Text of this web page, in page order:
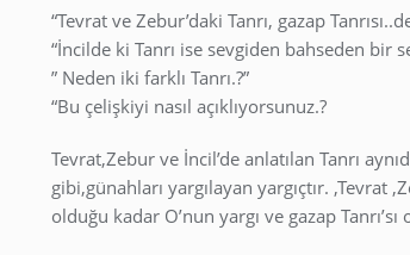
“Tevrat ve Zebur’daki Tanrı, gazap
“İncilde ki Tanrı ise sevgiden bahseden bir
” Neden iki farklı Tanrı.?”
“Bu çelişkiyi nasıl açıklıyorsunuz.?
Tevrat,Zebur ve İncil’de anlatılan Tanrı
gibi,günahları yargılayan yargıçtır. ,Tevrat
olduğu kadar O’nun yargı ve gazap